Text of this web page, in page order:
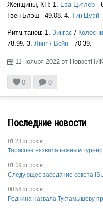
USA
USA
USA
Женщины, КП: 1. Ева Циглер -
Гвен Блэш - 49.08. 4. Тин Цуэй
Ритм-танец: 1. Зингас /
78.99. 3. Линг / Вейн - 70.39.
 11 ноября 2022 от НовостНИК
0  0
Последние новости
01:23 от poster
Тарасова назвала важным
01:09 от poster
Следующее заседание совета
00:58 от poster
Роднина назвала Туктамышеву